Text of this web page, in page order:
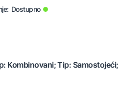
Dostupno
Kombinovani; Tip: